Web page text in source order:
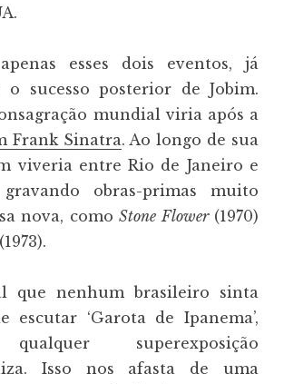
esses dois eventos, já
o sucesso posterior de Jobim.
mundial viria após a
Frank Sinatra. Ao longo de sua
viveria entre Rio de Janeiro e
obras-primas muito
nova, comoStone Flower(1970)
(1973).
que nenhum brasileiro sinta
escutar ‘Garota de Ipanema’,
superexposição
Isso nos afasta de uma